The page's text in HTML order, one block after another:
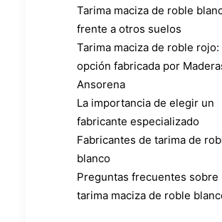
Tarima maciza de roble
frente a otros suelos
Tarima maciza de roble rojo:
opción fabricada por
Ansorena
La importancia de elegir un
fabricante especializado
Fabricantes de tarima de
blanco
Preguntas frecuentes sobre
tarima maciza de roble